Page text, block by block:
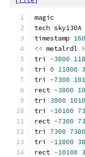
magic
tech sky130A
timestamp
<< metalrdl
tri -3800
tri 0 11800
tri -7300
rect -3800
tri 3800
tri -10100
rect -7300
tri 7300 7300
tri -11800
rect -10100